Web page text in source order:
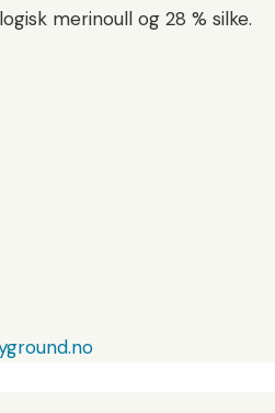
merinoull og 28 % silke.